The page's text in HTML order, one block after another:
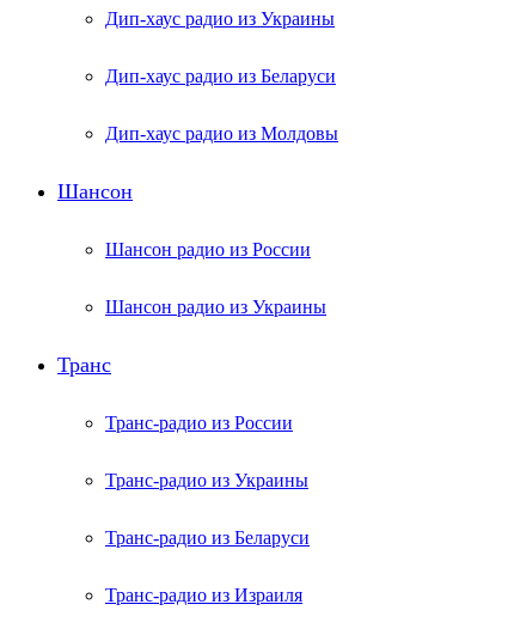
Дип-хаус радио из Украины
Дип-хаус радио из Беларуси
Дип-хаус радио из Молдовы
Шансон
Шансон радио из России
Шансон радио из Украины
Транс
Транс-радио из России
Транс-радио из Украины
Транс-радио из Беларуси
Транс-радио из Израиля